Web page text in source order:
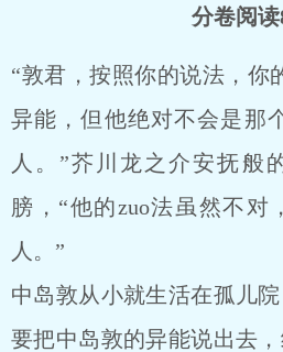
分卷阅读
“敦君，按照你的说法，你
异能，但他绝对不会是那
人。”芥川龙之介安抚般
膀，“他的zuo法虽然不对
人。”
中岛敦从小就生活在孤儿
要把中岛敦的异能说出去